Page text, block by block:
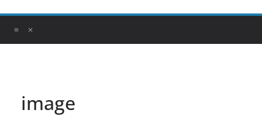
image